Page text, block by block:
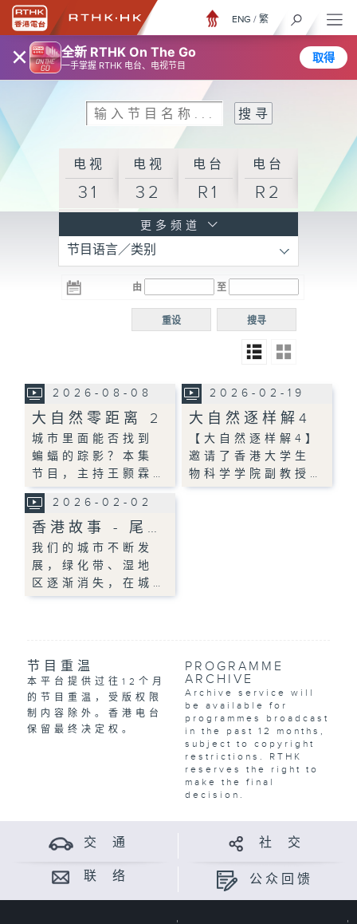
× 全新 RTHK On The Go
一手掌握 RTHK 电台、电视节目
取得
ENG / 繁
电视
31
电视
32
电台
R1
电台
R2
R3
电台 电台
R5
电台
普通
更多频道
节目语言／类别
由 至
搜寻
重设
2026-08-08
大自然零距离 2
城市里面能否找到
蝙蝠的踪影？本集
节目，主持王颢霖…
2026-02-19
大自然逐样解4
【大自然逐样解4】
邀请了香港大学生
物科学学院副教授…
2026-02-02
香港故事 - 尾…
我们的城市不断发
展，绿化带、湿地
区逐渐消失，在城…
节目重温
本平台提供过往12个月
的节目重温，受版权限
制内容除外。香港电台
保留最终决定权。
PROGRAMME
ARCHIVE
Archive service will
be available for
programmes broadcast
in the past 12 months,
subject to copyright
restrictions. RTHK
reserves the right to
make the final
decision.
交 通 社 交
联 络 公众回馈